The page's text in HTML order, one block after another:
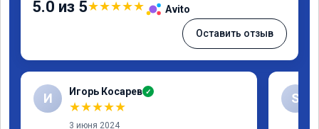
5.0 из 5★★★★★ Avito
Оставить отзыв
И Игорь Косарев ✓
★★★★★
3 июня 2024
S